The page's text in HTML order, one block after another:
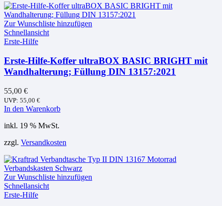
Zur Wunschliste hinzufügen
Schnellansicht
Erste-Hilfe
Erste-Hilfe-Koffer ultraBOX BASIC BRIGHT mit
Wandhalterung; Füllung DIN 13157:2021
55,00 €
UVP: 55,00 €
In den Warenkorb
inkl. 19 % MwSt.
zzgl. Versandkosten
Zur Wunschliste hinzufügen
Schnellansicht
Erste-Hilfe